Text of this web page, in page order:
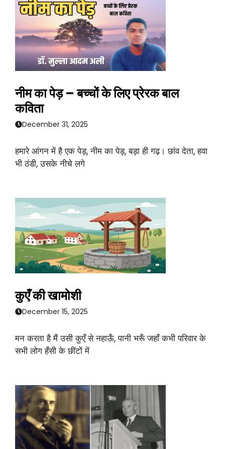
नीम का पेड़ – बच्चों के लिए प्रेरक बाल
कविता
December 31, 2025
हमारे आंगन में है एक पेड़, नीम का पेड़, बड़ा ही गढ़। छांव देता, हवा
भी ठंडी, उसके नीचे लगे
कुएँ की खामोशी
December 15, 2025
मन करता है मैं उसी कुएँ से नहाऊँ, पानी भरूँ जहाँ कभी परिवार के
सभी लोग हँसी के छींटों में